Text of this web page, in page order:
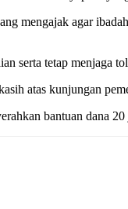
mengajak agar
serta tetap menjaga
atas kunjungan
bantuan dana